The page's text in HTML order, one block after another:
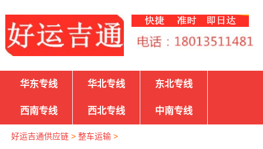
华东专线 华北专线 东北专线
西南专线 西北专线 中南专线
好运吉通供应链> 整车运输>